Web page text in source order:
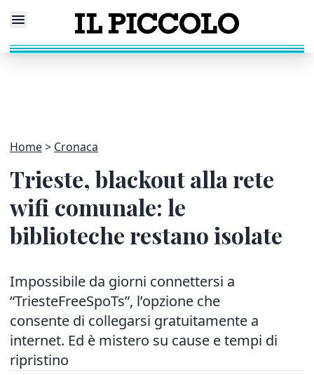
Home Cronaca
Trieste, blackout alla rete
wifi comunale: le
biblioteche restano isolate
Impossibile da giorni connettersi a
“TriesteFreeSpoTs”, l’opzione che
consente di collegarsi gratuitamente a
internet. Ed è mistero su cause e tempi di
ripristino